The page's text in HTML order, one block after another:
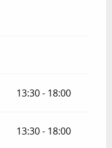
13:30 - 18:00
13:30 - 18:00